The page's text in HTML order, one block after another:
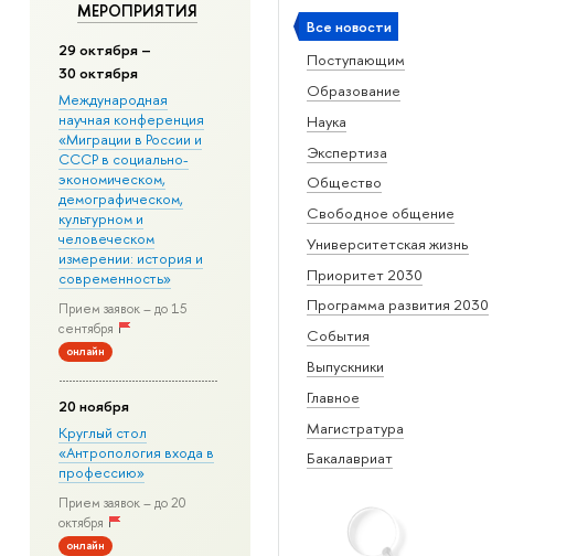
Все новости
Поступающим
Образование
Наука
Экспертиза
Общество
Свободное общение
Университетская жизнь
Приоритет 2030
Программа развития 2030
События
Выпускники
Главное
Магистратура
Бакалавриат
МЕРОПРИЯТИЯ
29 октября –
30 октября
Международная
научная конференция
«Миграции в Росcии и
СССР в социально-
экономическом,
демографическом,
культурном и
человеческом
измерении: история и
современность»
Прием заявок – до 15
сентября
онлайн
20 ноября
Круглый стол
«Антропология входа в
профессию»
Прием заявок – до 20
октября
онлайн